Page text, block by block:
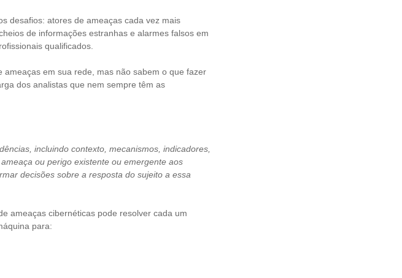
desafios: atores de ameaças cada vez mais
de informações estranhas e alarmes falsos em
qualificados.
em sua rede, mas não sabem o que fazer
dos analistas que nem sempre têm as
incluindo contexto, mecanismos, indicadores,
ou perigo existente ou emergente aos
decisões sobre a resposta do sujeito a essa
ameaças cibernéticas pode resolver cada um
para: